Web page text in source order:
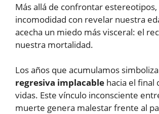
Más allá de confrontar estereotipos,
incomodidad con revelar nuestra
acecha un miedo más visceral: el
nuestra mortalidad.
Los años que acumulamos
regresiva implacable hacia el final
vidas. Este vínculo inconsciente
muerte genera malestar frente al